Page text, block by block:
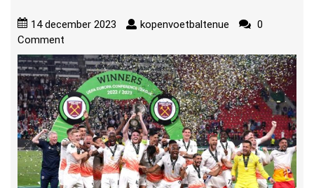
14 december 2023 kopenvoetbaltenue
0
Comment